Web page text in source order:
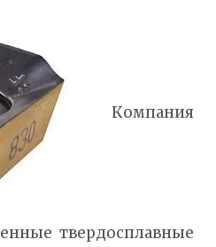
Компания
твердосплавные